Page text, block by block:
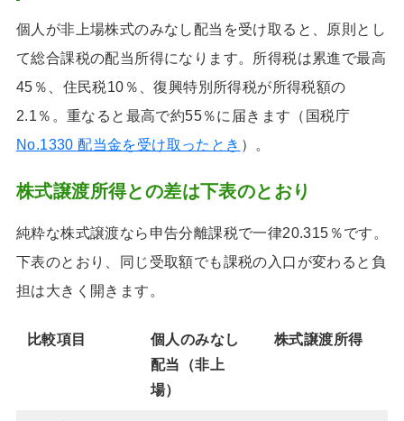
個人が非上場株式のみなし配当を受け取ると、原則とし
て総合課税の配当所得になります。所得税は累進で最高
45％、住民税10％、復興特別所得税が所得税額の
2.1％。重なると最高で約55％に届きます（国税庁
No.1330 配当金を受け取ったとき ）。
株式譲渡所得との差は下表のとおり
純粋な株式譲渡なら申告分離課税で一律20.315％です。
下表のとおり、同じ受取額でも課税の入口が変わると負
担は大きく開きます。
比較項目
個人のみなし
配当（非上
場）
株式譲渡所得